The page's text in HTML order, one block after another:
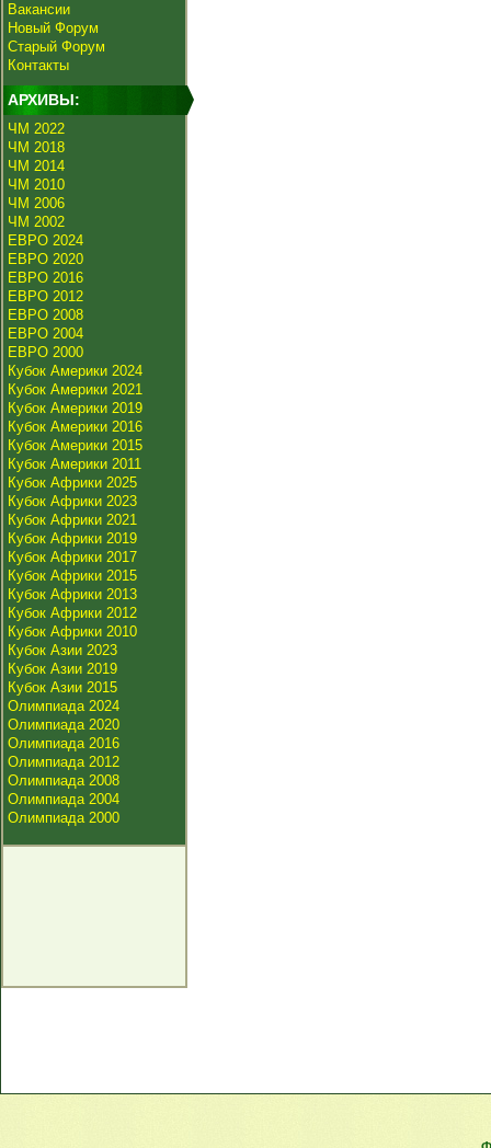
Вакансии
Новый Форум
Старый Форум
Контакты
АРХИВЫ:
ЧМ 2022
ЧМ 2018
ЧМ 2014
ЧМ 2010
ЧМ 2006
ЧМ 2002
ЕВРО 2024
ЕВРО 2020
ЕВРО 2016
ЕВРО 2012
ЕВРО 2008
ЕВРО 2004
ЕВРО 2000
Кубок Америки 2024
Кубок Америки 2021
Кубок Америки 2019
Кубок Америки 2016
Кубок Америки 2015
Кубок Америки 2011
Кубок Африки 2025
Кубок Африки 2023
Кубок Африки 2021
Кубок Африки 2019
Кубок Африки 2017
Кубок Африки 2015
Кубок Африки 2013
Кубок Африки 2012
Кубок Африки 2010
Кубок Азии 2023
Кубок Азии 2019
Кубок Азии 2015
Олимпиада 2024
Олимпиада 2020
Олимпиада 2016
Олимпиада 2012
Олимпиада 2008
Олимпиада 2004
Олимпиада 2000